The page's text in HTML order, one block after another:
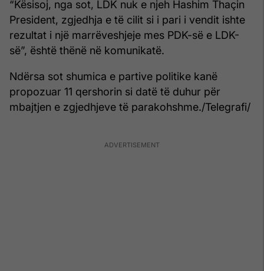
“Kësisoj, nga sot, LDK nuk e njeh Hashim Thaçin
President, zgjedhja e të cilit si i pari i vendit ishte
rezultat i një marrëveshjeje mes PDK-së e LDK-
së”, është thënë në komunikatë.
Ndërsa sot shumica e partive politike kanë
propozuar 11 qershorin si datë të duhur për
mbajtjen e zgjedhjeve të parakohshme./Telegrafi/